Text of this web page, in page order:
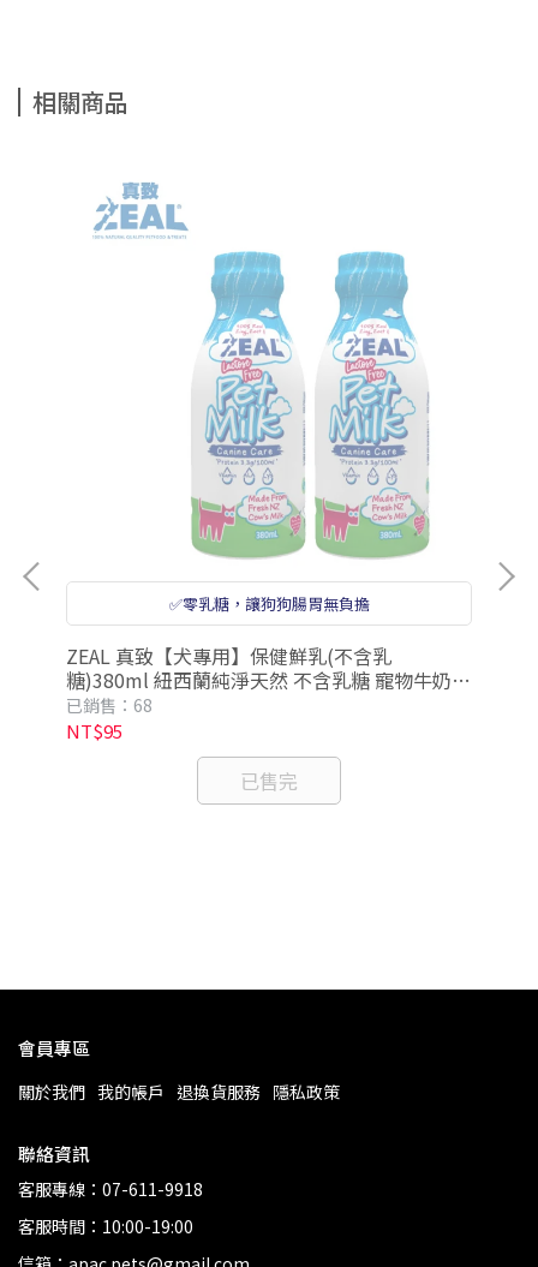
相關商品
✅零乳糖，讓狗狗腸胃無負擔
ZEAL 真致【犬專用】保健鮮乳(不含乳
糖)380ml 紐西蘭純淨天然 不含乳糖 寵物牛奶
狗狗牛奶 寵物鮮奶
已銷售：68
NT$95
已售完
會員專區
關於我們 我的帳戶 退換貨服務 隱私政策
聯絡資訊
客服專線：07-611-9918
客服時間：10:00-19:00